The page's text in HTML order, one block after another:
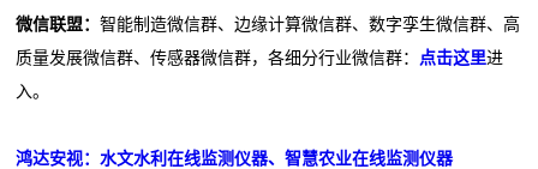
微信联盟：智能制造微信群、边缘计算微信群、数字孪生微信群、高
质量发展微信群、传感器微信群，各细分行业微信群：
点击这里进
入。
鸿达安视：水文水利在线监测仪器、智慧农业在线监测仪器